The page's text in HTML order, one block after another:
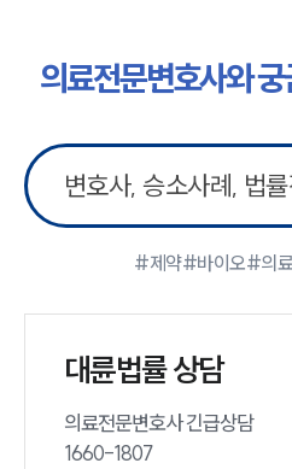
그룹
그룹
오시
고객의
업무사
의료전문변호사와
#제약#바이오#의
대륜법률 상담
의료전문변호사 긴급상담
1660-1807